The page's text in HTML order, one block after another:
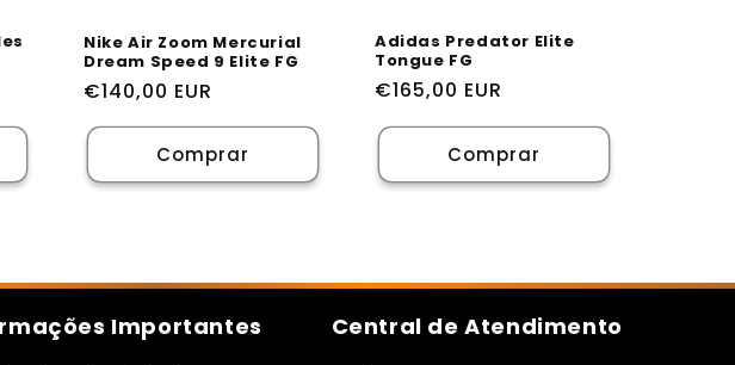
Nike Air Zoom Mercurial
Dream Speed 9 Elite FG
Preço
normal
€140,00 EUR
Comprar
Adidas Predator Elite
Tongue FG
Preço
normal
€165,00 EUR
Comprar
Importantes Central de Atendimento